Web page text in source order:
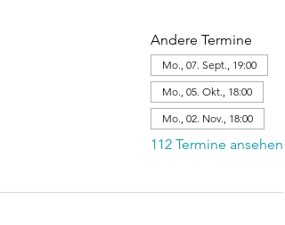
Andere Termine
Mo., 07. Sept., 19:00
Mo., 05. Okt., 18:00
Mo., 02. Nov., 18:00
112 Termine ansehen